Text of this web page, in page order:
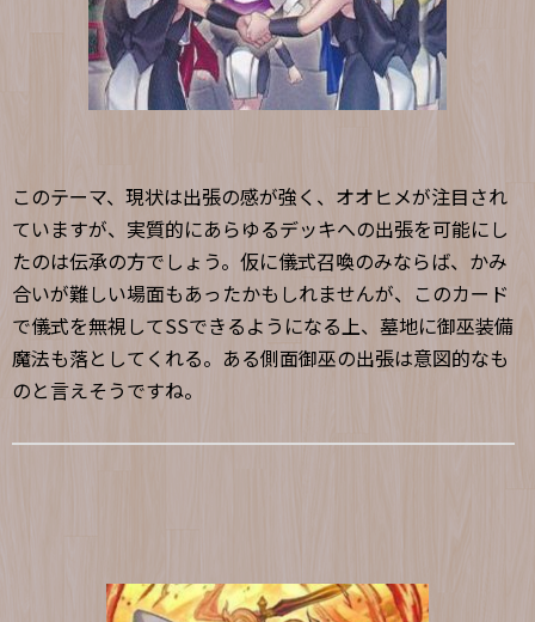
このテーマ、現状は出張の感が強く、オオヒメが注目され
ていますが、実質的にあらゆるデッキへの出張を可能にし
たのは伝承の方でしょう。仮に儀式召喚のみならば、かみ
合いが難しい場面もあったかもしれませんが、このカード
で儀式を無視してSSできるようになる上、墓地に御巫装備
魔法も落としてくれる。ある側面御巫の出張は意図的なも
のと言えそうですね。